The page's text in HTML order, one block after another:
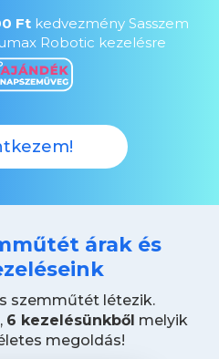
Ftkedvezmény Sasszem
Robotic kezelésre
árak és
szemműtét létezik.
6 kezelésünkből melyik
megoldás!